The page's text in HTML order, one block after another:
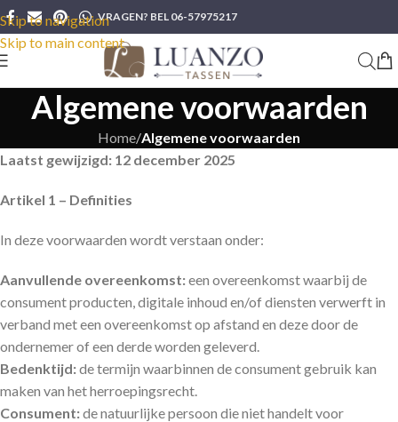
Skip to navigation
Skip to main content
VRAGEN? BEL 06-57975217
Algemene voorwaarden
Home/Algemene voorwaarden
Laatst gewijzigd: 12 december 2025
Artikel 1 – Definities
In deze voorwaarden wordt verstaan onder:
Aanvullende overeenkomst:een overeenkomst waarbij de
consument producten, digitale inhoud en/of diensten verwerft in
verband met een overeenkomst op afstand en deze door de
ondernemer of een derde worden geleverd.
Bedenktijd:de termijn waarbinnen de consument gebruik kan
maken van het herroepingsrecht.
Consument:de natuurlijke persoon die niet handelt voor